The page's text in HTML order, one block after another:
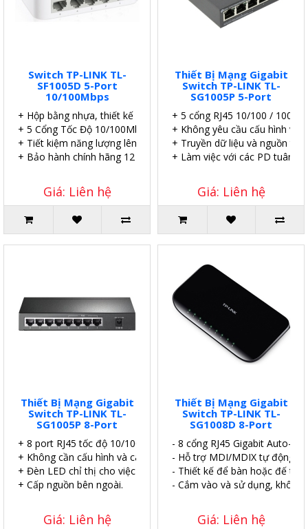
Switch TP-LINK TL-
SF1005D 5-Port
10/100Mbps
+ Hộp bằng nhựa, thiết kế để bàn.
+ 5 Cổng Tốc Độ 10/100Mbps.
+ Tiết kiệm năng lượng lên đến 60%.
+ Bảo hành chính hãng 12 tháng.
Giá: Liên hệ
Thiết Bị Mạng Gigabit
Switch TP-LINK TL-
SG1005P 5-Port
+ 5 cổng RJ45 10/100 /
+ Không yêu cầu cấu hình và
+ Truyền dữ liệu và nguồn
+ Làm việc với các PD tuân
Giá: Liên hệ
Thiết Bị Mạng Gigabit
Switch TP-LINK TL-
SG1005P 8-Port
+ 8 port RJ45 tốc độ 10/100 /1000Mbps.
+ Không cần cấu hình và cài đặt.
+ Đèn LED chỉ thị cho việc giám sát nguồn
+ Cấp nguồn bên ngoài.
Giá: Liên hệ
Thiết Bị Mạng Gigabit
Switch TP-LINK TL-
SG1008D 8-Port
- 8 cổng RJ45 Gigabit Auto-
- Hỗ trợ MDI/MDIX tự động.
- Thiết kế để bàn hoặc đế
- Cắm vào và sử dụng, không
Giá: Liên hệ